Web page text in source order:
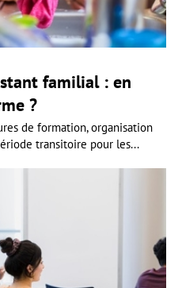
familial : en
?
de formation, organisation
transitoire pour les...